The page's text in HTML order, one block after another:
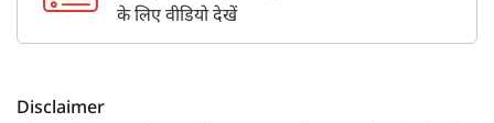
के लिए वीडियो देखें
Disclaimer